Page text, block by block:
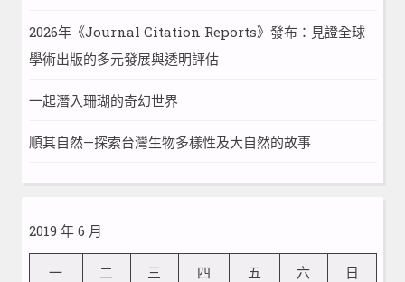
2026年《Journal Citation Reports》發布：見證全球
學術出版的多元發展與透明評估
一起潛入珊瑚的奇幻世界
順其自然—探索台灣生物多樣性及大自然的故事
2019 年 6 月
一 二 三 四 五 六 日